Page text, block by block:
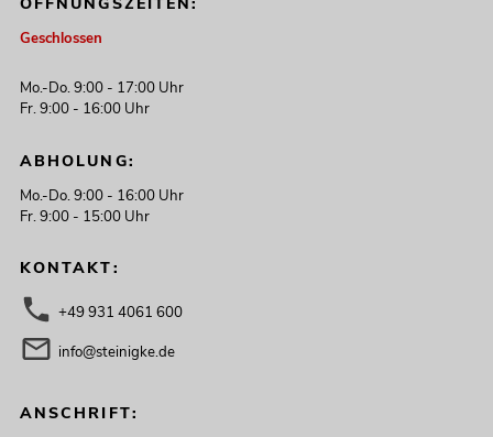
Geschlossen
Mo.-Do. 9:00 - 17:00 Uhr
Fr. 9:00 - 16:00 Uhr
ABHOLUNG:
Mo.-Do. 9:00 - 16:00 Uhr
Fr. 9:00 - 15:00 Uhr
KONTAKT:
+49 931 4061 600
info@steinigke.de
ANSCHRIFT: